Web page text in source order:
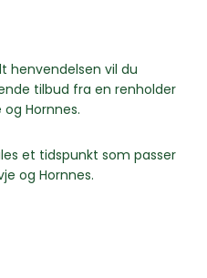
henvendelsen vil du
tilbud fra en renholder
Hornnes.
et tidspunkt som passer
og Hornnes.